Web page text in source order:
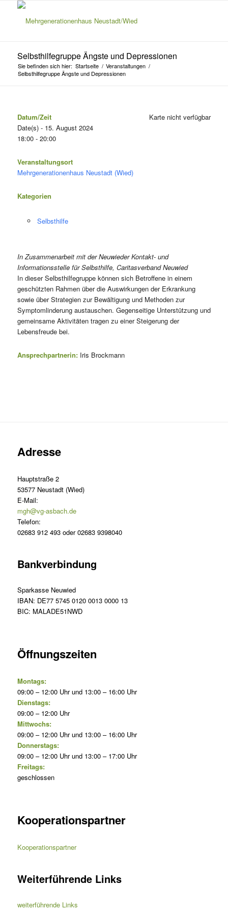
Selbsthilfegruppe Ängste und Depressionen
Sie befinden sich hier: Startseite / Veranstaltungen /
Selbsthilfegruppe Ängste und Depressionen
Karte nicht verfügbar
Datum/Zeit
Date(s) - 15. August 2024
18:00 - 20:00
Veranstaltungsort
Mehrgenerationenhaus Neustadt (Wied)
Kategorien
Selbsthilfe
In Zusammenarbeit mit der Neuwieder Kontakt- und
Informationsstelle für Selbsthilfe, Caritasverband Neuwied
In dieser Selbsthilfegruppe können sich Betroffene in einem
geschützten Rahmen über die Auswirkungen der Erkrankung
sowie über Strategien zur Bewältigung und Methoden zur
Symptomlinderung austauschen. Gegenseitige Unterstützung und
gemeinsame Aktivitäten tragen zu einer Steigerung der
Lebensfreude bei.
Ansprechpartnerin: Iris Brockmann
Adresse
Hauptstraße 2
53577 Neustadt (Wied)
E-Mail:
mgh@vg-asbach.de
Telefon:
02683 912 493 oder 02683 9398040
Bankverbindung
Sparkasse Neuwied
IBAN: DE77 5745 0120 0013 0000 13
BIC: MALADE51NWD
Öffnungszeiten
Montags:
09:00 – 12:00 Uhr und 13:00 – 16:00 Uhr
Dienstags:
09:00 – 12:00 Uhr
Mittwochs:
09:00 – 12:00 Uhr und 13:00 – 16:00 Uhr
Donnerstags:
09:00 – 12:00 Uhr und 13:00 – 17:00 Uhr
Freitags:
geschlossen
Kooperationspartner
Kooperationspartner
Weiterführende Links
weiterführende Links